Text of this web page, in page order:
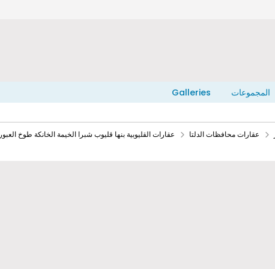
المجموعات Galleries
عقارات محافظات الدلتا عقارات القليوبية بنها قليوب شبرا الخيمة الخانكة طوخ العبور